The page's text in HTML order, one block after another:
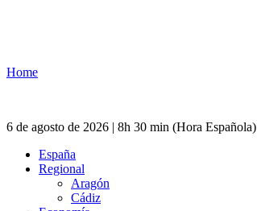
Home
6 de agosto de 2026 | 8h 30 min (Hora Española)
España
Regional
Aragón
Cádiz